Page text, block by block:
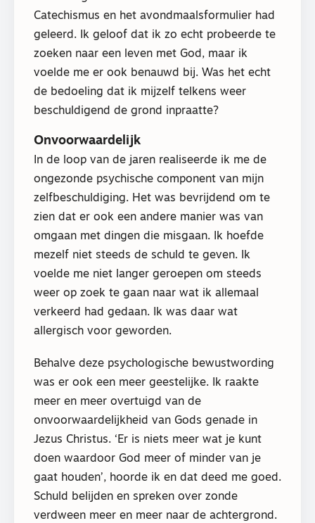
Catechismus en het avondmaalsformulier had
geleerd. Ik geloof dat ik zo echt probeerde te
zoeken naar een leven met God, maar ik
voelde me er ook benauwd bij. Was het echt
de bedoeling dat ik mijzelf telkens weer
beschuldigend de grond inpraatte?
Onvoorwaardelijk
In de loop van de jaren realiseerde ik me de
ongezonde psychische component van mijn
zelfbeschuldiging. Het was bevrijdend om te
zien dat er ook een andere manier was van
omgaan met dingen die misgaan. Ik hoefde
mezelf niet steeds de schuld te geven. Ik
voelde me niet langer geroepen om steeds
weer op zoek te gaan naar wat ik allemaal
verkeerd had gedaan. Ik was daar wat
allergisch voor geworden.
Behalve deze psychologische bewustwording
was er ook een meer geestelijke. Ik raakte
meer en meer overtuigd van de
onvoorwaardelijkheid van Gods genade in
Jezus Christus. ‘Er is niets meer wat je kunt
doen waardoor God meer of minder van je
gaat houden’, hoorde ik en dat deed me goed.
Schuld belijden en spreken over zonde
verdween meer en meer naar de achtergrond.